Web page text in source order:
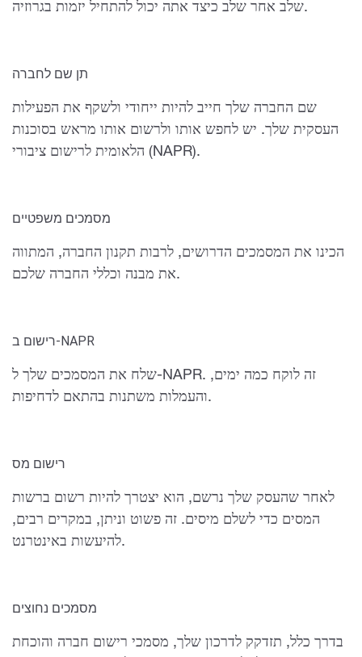
שלב אחר שלב כיצד אתה יכול להתחיל יזמות בגרוזיה.
תן שם לחברה
שם החברה שלך חייב להיות ייחודי ולשקף את הפעילות
העסקית שלך. יש לחפש אותו ולרשום אותו מראש בסוכנות
הלאומית לרישום ציבורי (NAPR).
מסמכים משפטיים
הכינו את המסמכים הדרושים, לרבות תקנון החברה, המתווה
את מבנה וכללי החברה שלכם.
רישום ב-NAPR
שלח את המסמכים שלך ל-NAPR. זה לוקח כמה ימים,
והעמלות משתנות בהתאם לדחיפות.
רישום מס
לאחר שהעסק שלך נרשם, הוא יצטרך להיות רשום ברשות
המסים כדי לשלם מיסים. זה פשוט וניתן, במקרים רבים,
להיעשות באינטרנט.
מסמכים נחוצים
בדרך כלל, תזדקק לדרכון שלך, מסמכי רישום חברה והוכחת